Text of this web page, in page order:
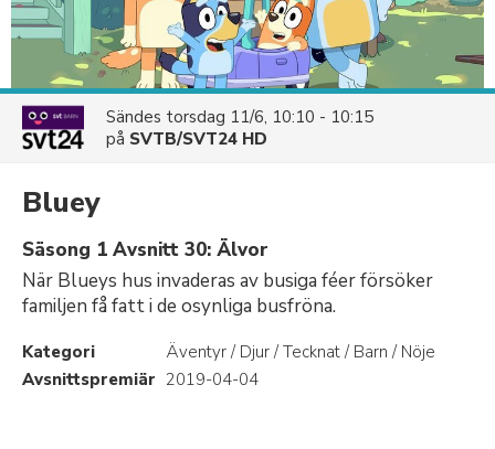
Sändes torsdag 11/6, 10:10 - 10:15
på SVTB/SVT24 HD
Bluey
Säsong 1 Avsnitt 30: Älvor
När Blueys hus invaderas av busiga féer försöker
familjen få fatt i de osynliga busfröna.
Kategori
Äventyr / Djur / Tecknat / Barn / Nöje
Avsnittspremiär 2019-04-04